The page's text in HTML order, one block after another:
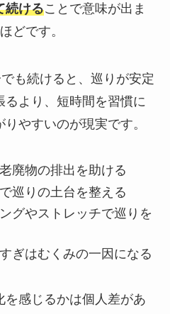
続けることで意味が出ま
どです。
も続けると、巡りが安定
るより、短時間を習慣に
やすいのが現実です。
廃物の排出を助ける
巡りの土台を整える
グやストレッチで巡りを
ぎはむくみの一因になる
感じるかは個人差があ